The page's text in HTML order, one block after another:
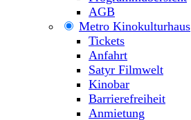
AGB
Metro Kinokulturhaus
Tickets
Anfahrt
Satyr Filmwelt
Kinobar
Barrierefreiheit
Anmietung